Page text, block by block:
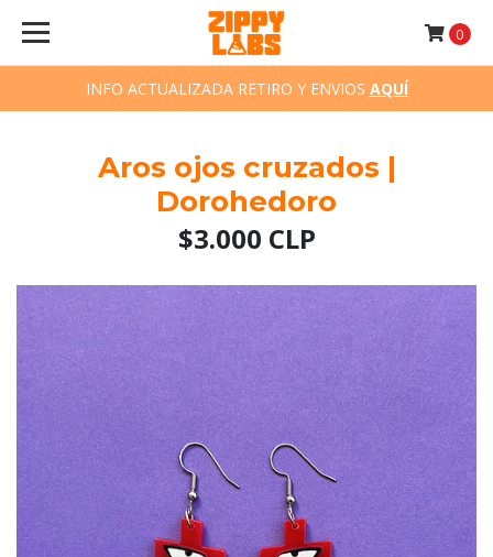
INFO ACTUALIZADA RETIRO Y ENVIOS AQUÍ
0
Aros ojos cruzados |
Dorohedoro
$3.000 CLP